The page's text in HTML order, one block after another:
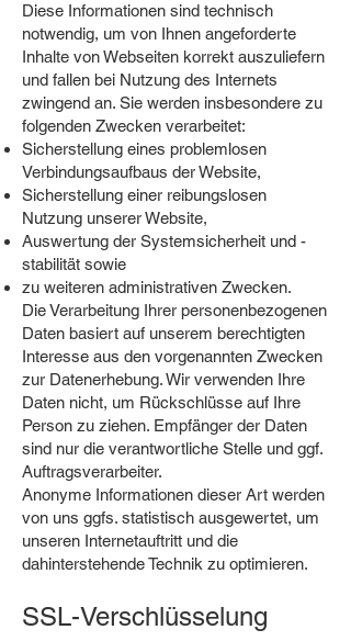
Diese Informationen sind technisch
notwendig, um von Ihnen angeforderte
Inhalte von Webseiten korrekt auszuliefern
und fallen bei Nutzung des Internets
zwingend an. Sie werden insbesondere zu
folgenden Zwecken verarbeitet:
Sicherstellung eines problemlosen
Verbindungsaufbaus der Website,
Sicherstellung einer reibungslosen
Nutzung unserer Website,
Auswertung der Systemsicherheit und -
stabilität sowie
zu weiteren administrativen Zwecken.
Die Verarbeitung Ihrer personenbezogenen
Daten basiert auf unserem berechtigten
Interesse aus den vorgenannten Zwecken
zur Datenerhebung. Wir verwenden Ihre
Daten nicht, um Rückschlüsse auf Ihre
Person zu ziehen. Empfänger der Daten
sind nur die verantwortliche Stelle und ggf.
Auftragsverarbeiter.
Anonyme Informationen dieser Art werden
von uns ggfs. statistisch ausgewertet, um
unseren Internetauftritt und die
dahinterstehende Technik zu optimieren.
SSL-Verschlüsselung